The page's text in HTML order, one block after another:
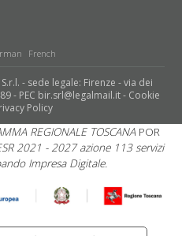
French
- sede legale: Firenze - via dei
- PEC bir.srl@legalmail.it - Cookie
Policy
REGIONALE TOSCANA POR
2021 - 2027 azione 113 servizi
Impresa Digitale.